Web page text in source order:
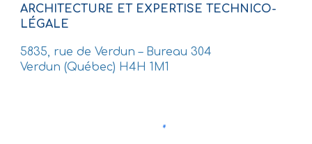
ARCHITECTURE ET EXPERTISE TECHNICO-
LÉGALE
5835, rue de Verdun – Bureau 304
Verdun (Québec) H4H 1M1